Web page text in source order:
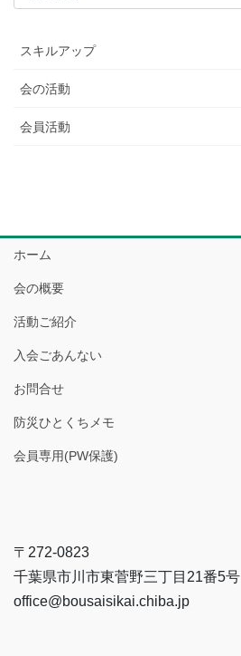
スキルアップ
会の活動
会員活動
ホーム
会の概要
活動ご紹介
入会ごあんない
お問合せ
防災ひとくちメモ
会員専用(PW保護)
〒272-0823
千葉県市川市東菅野三丁目21番5号
office@bousaisikai.chiba.jp